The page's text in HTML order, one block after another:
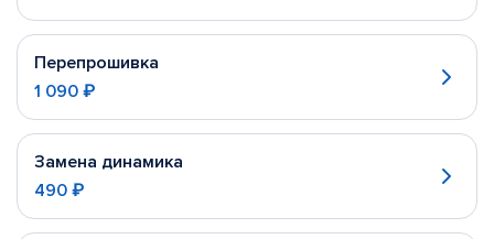
Перепрошивка
1 090 ₽
Замена динамика
490 ₽